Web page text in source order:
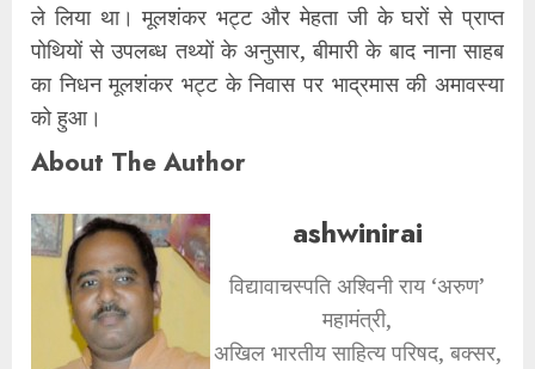
ले लिया था। मूलशंकर भट्ट और मेहता जी के घरों से प्राप्त
पोथियों से उपलब्ध तथ्यों के अनुसार, बीमारी के बाद नाना साहब
का निधन मूलशंकर भट्ट के निवास पर भाद्रमास की अमावस्या
को हुआ।
About The Author
ashwinirai
विद्यावाचस्पति अश्विनी राय ‘अरुण’
महामंत्री,
अखिल भारतीय साहित्य परिषद, बक्सर,